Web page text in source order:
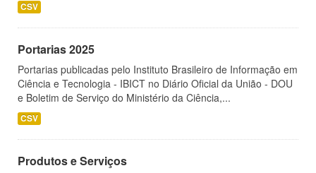
CSV
Portarias 2025
Portarias publicadas pelo Instituto Brasileiro de Informação em
Ciência e Tecnologia - IBICT no Diário Oficial da União - DOU
e Boletim de Serviço do Ministério da Ciência,...
CSV
Produtos e Serviços